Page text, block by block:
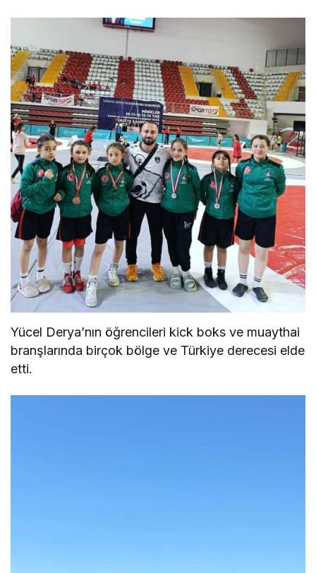
Yücel Derya’nın öğrencileri kick boks ve muaythai
branşlarında birçok bölge ve Türkiye derecesi elde
etti.